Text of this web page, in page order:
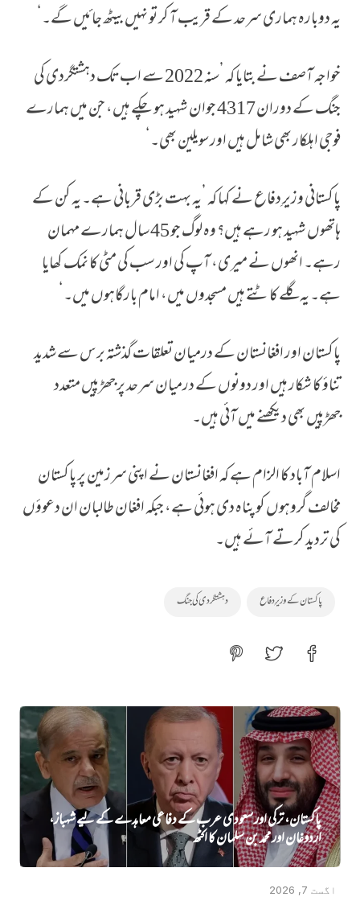
یہ دوبارہ ہماری سرحد کے قریب آ کر تو نہیں بیٹھ جائیں گے۔‘
خواجہ آصف نے بتایا کہ ’سنہ 2022 سے اب تک دہشتگردی کی
جنگ کے دوران 4317 جوان شہید ہو چکے ہیں، جن میں ہمارے
فوجی اہلکار بھی شامل ہیں اور سویلین بھی۔‘
پاکستانی وزیرِ دفاع نے کہا کہ ’یہ بہت بڑی قربانی ہے۔ یہ کن کے
ہاتھوں شہید ہو رہے ہیں؟ وہ لوگ جو 45 سال ہمارے مہمان
رہے۔ انھوں نے میری، آپ کی اور سب کی مٹی کا نمک کھایا
ہے۔ یہ گلے کاٹتے ہیں مسجدوں میں، امام بارگاہوں میں۔‘
پاکستان اور افغانستان کے درمیان تعلقات گذشتہ برس سے شدید
تناؤ کا شکار ہیں اور دونوں کے درمیان سرحد پر جھڑپیں متعدد
جھڑپیں بھی دیکھنے میں آئی ہیں۔
اسلام آباد کا الزام ہے کہ افغانستان نے اپنی سرزمین پر پاکستان
مخالف گروہوں کو پناہ دی ہوئی ہے، جبکہ افغان طالبان ان دعوؤں
کی تردید کرتے آئے ہیں۔
پاکستان کے وزیرِ دفاع دہشتگردی کی جنگ
پاکستان، ترکی اور سعودی عرب کے دفاعی معاہدے کے لیے شہباز،
اردوغان اور محمد بن سلمان کا اکٹھ
اگست 7, 2026